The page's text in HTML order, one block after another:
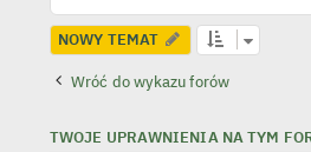
NOWY TEMAT
Wróć do wykazu forów
TWOJE UPRAWNIENIA NA TYM